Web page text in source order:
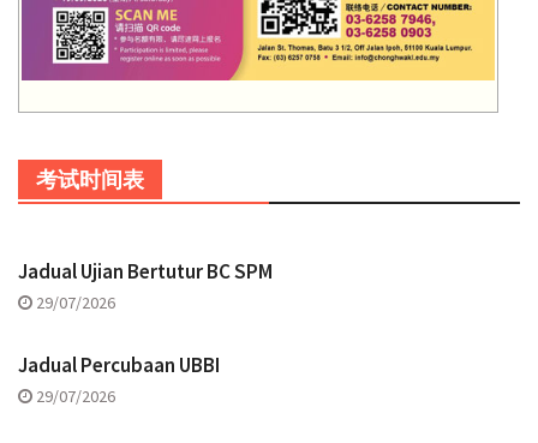
考试时间表
Jadual Ujian Bertutur BC SPM
29/07/2026
Jadual Percubaan UBBI
29/07/2026